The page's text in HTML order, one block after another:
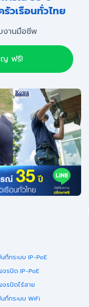
วเรือนทั่วไทย
งานมือชีพ
ญ ฟรี!
ทึกระบบ IP-PoE
จรปิด IP-PoE
รปิดไร้สาย
ทึกระบบ WiFi